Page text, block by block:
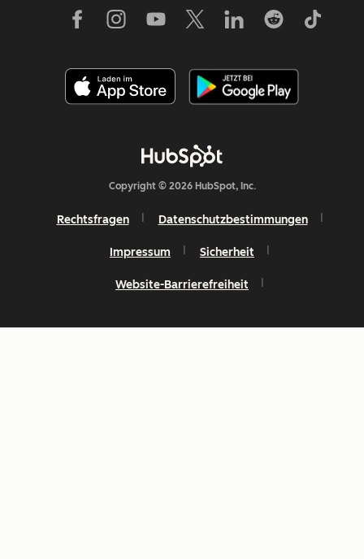
Copyright © 2026 HubSpot, Inc.
Rechtsfragen Datenschutzbestimmungen
Impressum Sicherheit
Website-Barrierefreiheit